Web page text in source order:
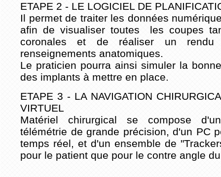
ETAPE 2 - LE LOGICIEL DE
Il permet de traiter les données
afin de visualiser toutes les coupes
coronales et de réaliser un
renseignements anatomiques.
Le praticien pourra ainsi simuler la
des implants à mettre en place.
ETAPE 3 - LA NAVIGATION
VIRTUEL
Matériel chirurgical se compose
télémétrie de grande précision, d'un PC
temps réel, et d'un ensemble de
pour le patient que pour le contre angle